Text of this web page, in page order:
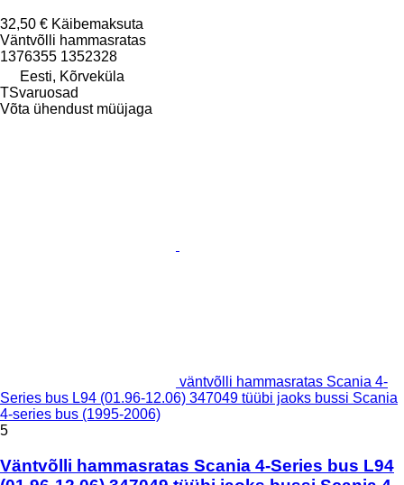
32,50 € Käibemaksuta
Väntvõlli hammasratas
1376355 1352328
Eesti, Kõrveküla
TSvaruosad
Võta ühendust müüjaga
väntvõlli hammasratas Scania 4-
Series bus L94 (01.96-12.06) 347049 tüübi jaoks bussi Scania
4-series bus (1995-2006)
5
Väntvõlli hammasratas Scania 4-Series bus L94